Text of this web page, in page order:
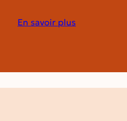
En savoir plus